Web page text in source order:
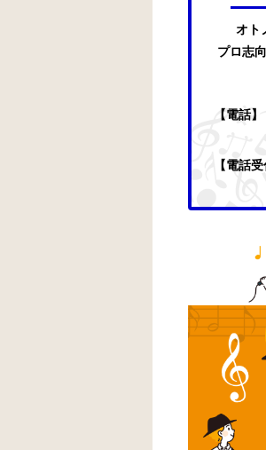
オト
プロ志
【電話】
【電話